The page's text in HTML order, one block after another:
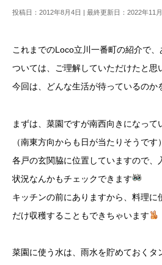
投稿日：2012年8月4日 | 最終更新日：2022年11
これまでのLoco立川一番町の紹介で
ついては、ご理解していただけたと思
今回は、どんな生活が待っているのか
まずは、菜園ですが南西向きになって
（南東方向からも日が当たりそうです）
各戸の玄関脇に位置していますので、
状況なんかもチェックできます
キッチンの前にありますから、料理に
だけ収穫することもできちゃいます
菜園に使う水は、雨水を貯めておくタ